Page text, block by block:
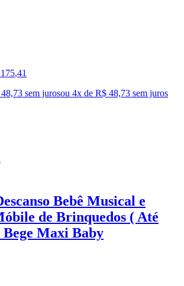
175,41
sem jurosou 4x de R$ 48,73 sem juros
Bebê Musical e
de Brinquedos ( Até
Bege Maxi Baby